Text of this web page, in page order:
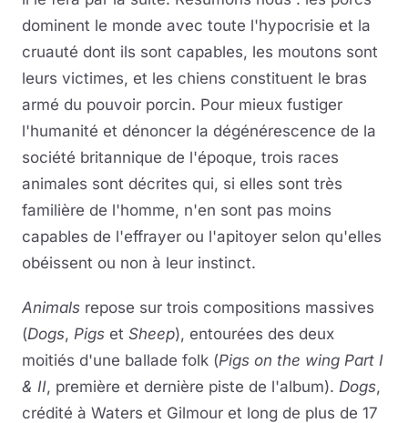
dominent le monde avec toute l'hypocrisie et la
cruauté dont ils sont capables, les moutons sont
leurs victimes, et les chiens constituent le bras
armé du pouvoir porcin. Pour mieux fustiger
l'humanité et dénoncer la dégénérescence de la
société britannique de l'époque, trois races
animales sont décrites qui, si elles sont très
familière de l'homme, n'en sont pas moins
capables de l'effrayer ou l'apitoyer selon qu'elles
obéissent ou non à leur instinct.
Animals repose sur trois compositions massives
(Dogs, Pigs et Sheep), entourées des deux
moitiés d'une ballade folk (Pigs on the wing Part I
& II, première et dernière piste de l'album). Dogs,
crédité à Waters et Gilmour et long de plus de 17